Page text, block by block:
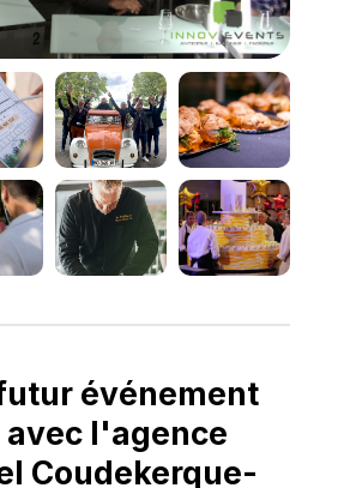
événement
l'agence
Coudekerque-